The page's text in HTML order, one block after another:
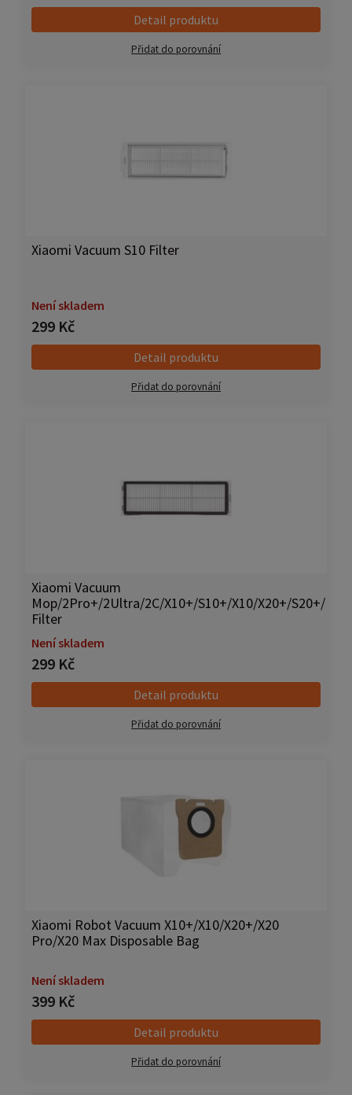
Detail produktu
Přidat do porovnání
Xiaomi Vacuum S10 Filter
Není skladem
299 Kč
Detail produktu
Přidat do porovnání
Xiaomi Vacuum
Mop/2Pro+/2Ultra/2C/X10+/S10+/X10/X20+/S20+/
Filter
Není skladem
299 Kč
Detail produktu
Přidat do porovnání
Xiaomi Robot Vacuum X10+/X10/X20+/X20
Pro/X20 Max Disposable Bag
Není skladem
399 Kč
Detail produktu
Přidat do porovnání